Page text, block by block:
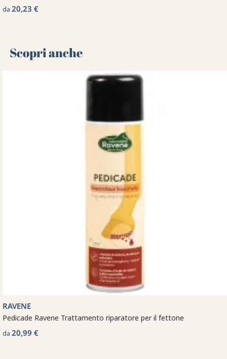
da 20,23 €
Scopri anche 🌻
RAVENE
Pedicade Ravene Trattamento riparatore per il fettone
da 20,99 €